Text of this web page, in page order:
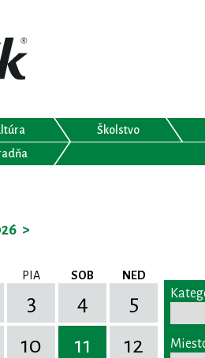
Školstvo
>
PIA SOB NED
3 4
5
10 11
12